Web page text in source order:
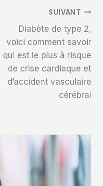
SUIVANT
Diabète de type 2,
voici comment savoir
qui est le plus à risque
de crise cardiaque et
d’accident vasculaire
cérébral